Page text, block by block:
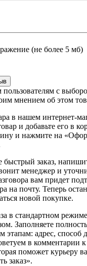
(не более 5 мб)
с
мнением об этом
в нашем интернет-
и добавьте его в
и нажмите на
быстрый заказ,
менеджер и
вам придет
на почту. Теперь
новой покупке.
в стандартном
Заполняете
этапам: адрес, способ
в комментарии к
поможет курьеру
заказ».